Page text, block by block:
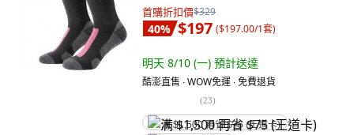
首購折扣價$329
40% $197 ($197.00/1套)
明天 8/10 (一) 預計送達
酷澎直售 ∙ WOW免運 ∙ 免費退貨
(23)
满 $1,500 再省 $75 (王道卡)